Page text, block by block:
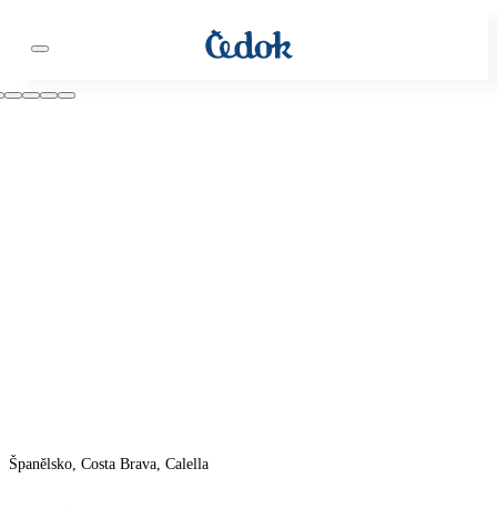
Španělsko, Costa Brava, Calella